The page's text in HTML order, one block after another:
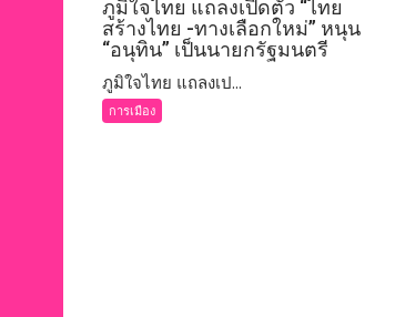
ภูมิใจไทย แถลงเปิดตัว “ไทย
สร้างไทย -ทางเลือกใหม่” หนุน
“อนุทิน” เป็นนายกรัฐมนตรี
ภูมิใจไทย แถลงเป...
การเมือง